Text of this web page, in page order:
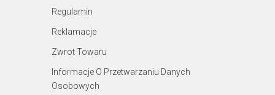
Regulamin
Reklamacje
Zwrot Towaru
Informacje O Przetwarzaniu Danych
Osobowych